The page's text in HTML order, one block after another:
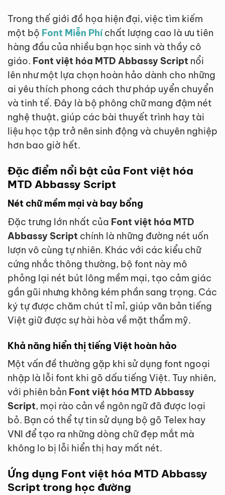
Trong thế giới đồ họa hiện đại, việc tìm kiếm
một bộ Font Miễn Phíchất lượng cao là ưu tiên
hàng đầu của nhiều bạn học sinh và thầy cô
giáo. Font việt hóa MTD Abbassy Script nổi
lên như một lựa chọn hoàn hảo dành cho những
ai yêu thích phong cách thư pháp uyển chuyển
và tinh tế. Đây là bộ phông chữ mang đậm nét
nghệ thuật, giúp các bài thuyết trình hay tài
liệu học tập trở nên sinh động và chuyên nghiệp
hơn bao giờ hết.
Đặc điểm nổi bật của Font việt hóa
MTD Abbassy Script
Nét chữ mềm mại và bay bổng
Đặc trưng lớn nhất của Font việt hóa MTD
Abbassy Script chính là những đường nét uốn
lượn vô cùng tự nhiên. Khác với các kiểu chữ
cứng nhắc thông thường, bộ font này mô
phỏng lại nét bút lông mềm mại, tạo cảm giác
gần gũi nhưng không kém phần sang trọng. Các
ký tự được chăm chút tỉ mỉ, giúp văn bản tiếng
Việt giữ được sự hài hòa về mặt thẩm mỹ.
Khả năng hiển thị tiếng Việt hoàn hảo
Một vấn đề thường gặp khi sử dụng font ngoại
nhập là lỗi font khi gõ dấu tiếng Việt. Tuy nhiên,
với phiên bản Font việt hóa MTD Abbassy
Script, mọi rào cản về ngôn ngữ đã được loại
bỏ. Bạn có thể tự tin sử dụng bộ gõ Telex hay
VNI để tạo ra những dòng chữ đẹp mắt mà
không lo bị lỗi hiển thị hay mất nét.
Ứng dụng Font việt hóa MTD Abbassy
Script trong học đường